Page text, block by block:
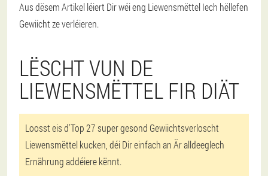
Aus dësem Artikel léiert Dir wéi eng Liewensmëttel Iech hëllefen
Gewiicht ze verléieren.
LËSCHT VUN DE
LIEWENSMËTTEL FIR DIÄT
Loosst eis d'Top 27 super gesond Gewiichtsverloscht
Liewensmëttel kucken, déi Dir einfach an Är alldeeglech
Ernährung addéiere kënnt.